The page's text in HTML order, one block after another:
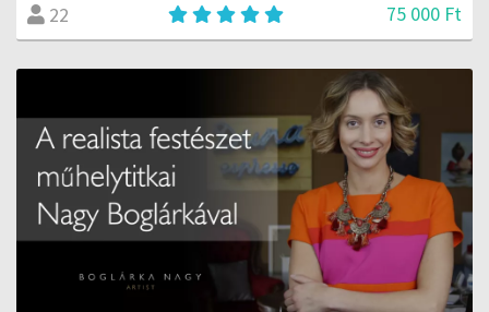
22 75 000 Ft